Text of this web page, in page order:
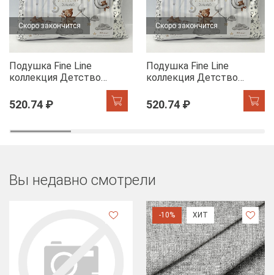
Скоро закончится
Подушка Fine Line
коллекция Детство
520.74 ₽
Скоро закончится
Подушка Fine Line
коллекция Детство
520.74 ₽
Вы недавно смотрели
-10% ХИТ